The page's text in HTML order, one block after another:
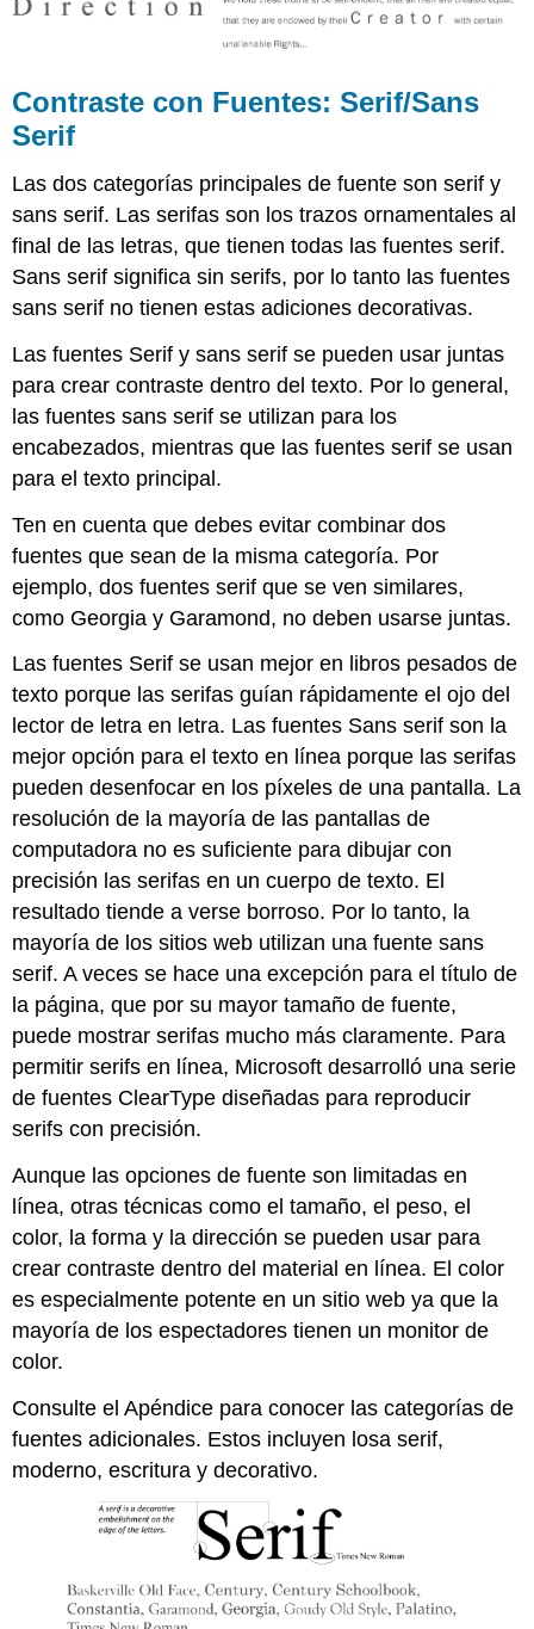
Contraste con Fuentes: Serif/Sans
Serif
Las dos categorías principales de fuente son serif y
sans serif. Las serifas son los trazos ornamentales al
final de las letras, que tienen todas las fuentes serif.
Sans serif significa sin serifs, por lo tanto las fuentes
sans serif no tienen estas adiciones decorativas.
Las fuentes Serif y sans serif se pueden usar juntas
para crear contraste dentro del texto. Por lo general,
las fuentes sans serif se utilizan para los
encabezados, mientras que las fuentes serif se usan
para el texto principal.
Ten en cuenta que debes evitar combinar dos
fuentes que sean de la misma categoría. Por
ejemplo, dos fuentes serif que se ven similares,
como Georgia y Garamond, no deben usarse juntas.
Las fuentes Serif se usan mejor en libros pesados de
texto porque las serifas guían rápidamente el ojo del
lector de letra en letra. Las fuentes Sans serif son la
mejor opción para el texto en línea porque las serifas
pueden desenfocar en los píxeles de una pantalla. La
resolución de la mayoría de las pantallas de
computadora no es suficiente para dibujar con
precisión las serifas en un cuerpo de texto. El
resultado tiende a verse borroso. Por lo tanto, la
mayoría de los sitios web utilizan una fuente sans
serif. A veces se hace una excepción para el título de
la página, que por su mayor tamaño de fuente,
puede mostrar serifas mucho más claramente. Para
permitir serifs en línea, Microsoft desarrolló una serie
de fuentes ClearType diseñadas para reproducir
serifs con precisión.
Aunque las opciones de fuente son limitadas en
línea, otras técnicas como el tamaño, el peso, el
color, la forma y la dirección se pueden usar para
crear contraste dentro del material en línea. El color
es especialmente potente en un sitio web ya que la
mayoría de los espectadores tienen un monitor de
color.
Consulte el Apéndice para conocer las categorías de
fuentes adicionales. Estos incluyen losa serif,
moderno, escritura y decorativo.